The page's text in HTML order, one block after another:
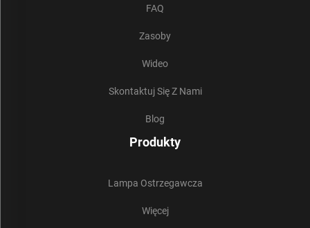
FAQ
Zasoby
Wideo
Skontaktuj Się Z Nami
Blog
Produkty
Lampa Ostrzegawcza
Więcej